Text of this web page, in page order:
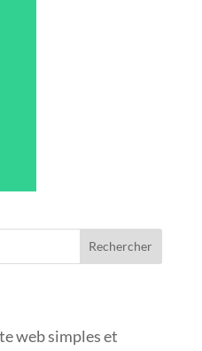
Rechercher
web simples et